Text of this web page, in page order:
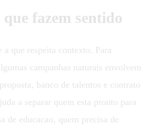
fazem sentido
a que respeita contexto. Para
campanhas naturais envolvem
banco de talentos e contrato
a separar quem esta pronto para
de educacao, quem precisa de